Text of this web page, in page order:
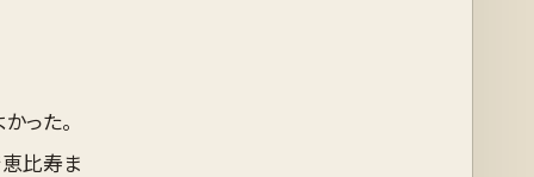
った。
恵比寿ま